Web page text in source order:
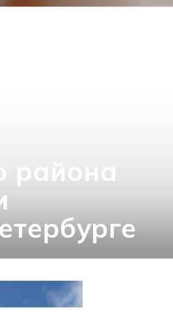
района